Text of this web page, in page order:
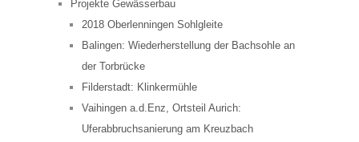
Projekte Gewässerbau
2018 Oberlenningen Sohlgleite
Balingen: Wiederherstellung der Bachsohle an
der Torbrücke
Filderstadt: Klinkermühle
Vaihingen a.d.Enz, Ortsteil Aurich:
Uferabbruchsanierung am Kreuzbach